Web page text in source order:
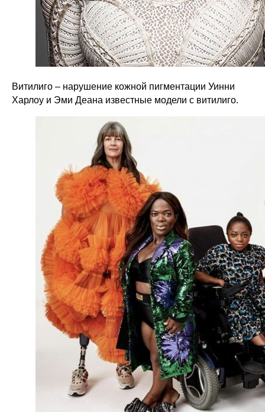
Витилиго – нарушение кожной пигментации Уинни
Харлоу и Эми Деана известные модели с витилиго.